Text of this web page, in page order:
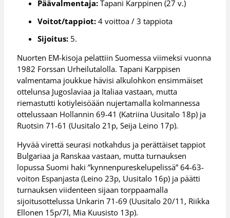
Päävalmentaja: Tapani Karppinen (27 v.)
Voitot/tappiot: 4 voittoa / 3 tappiota
Sijoitus: 5.
Nuorten EM-kisoja pelattiin Suomessa viimeksi vuonna
1982 Forssan Urheilutalolla. Tapani Karppisen
valmentama joukkue hävisi alkulohkon ensimmäiset
ottelunsa Jugoslaviaa ja Italiaa vastaan, mutta
riemastutti kotiyleisöään nujertamalla kolmannessa
ottelussaan Hollannin 69-41 (Katriina Uusitalo 18p) ja
Ruotsin 71-61 (Uusitalo 21p, Seija Leino 17p).
Hyvää virettä seurasi notkahdus ja perättäiset tappiot
Bulgariaa ja Ranskaa vastaan, mutta turnauksen
lopussa Suomi haki ”kynnenpureskelupelissä” 64-63-
voiton Espanjasta (Leino 23p, Uusitalo 16p) ja päätti
turnauksen viidenteen sijaan torppaamalla
sijoitusottelussa Unkarin 71-69 (Uusitalo 20/11, Riikka
Ellonen 15p/7l, Mia Kuusisto 13p).